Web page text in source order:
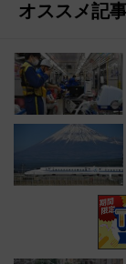
オススメ記